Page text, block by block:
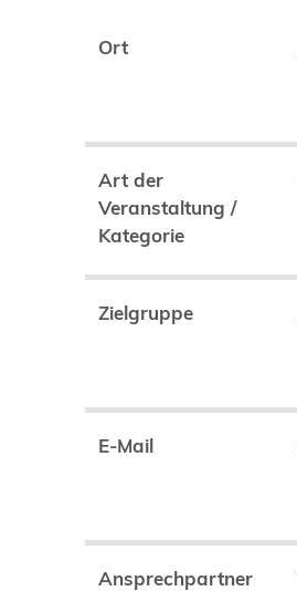
Ort
Art der
Veranstaltung /
Kategorie
Zielgruppe
E-Mail
Ansprechpartner